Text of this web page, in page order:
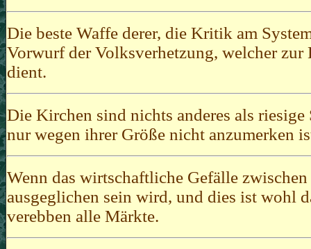
Die beste Waffe derer, die Kritik am
Vorwurf der Volksverhetzung, welcher
dient.
Die Kirchen sind nichts anderes als
nur wegen ihrer Größe nicht anzumerken
Wenn das wirtschaftliche Gefälle
ausgeglichen sein wird, und dies ist wohl
verebben alle Märkte.